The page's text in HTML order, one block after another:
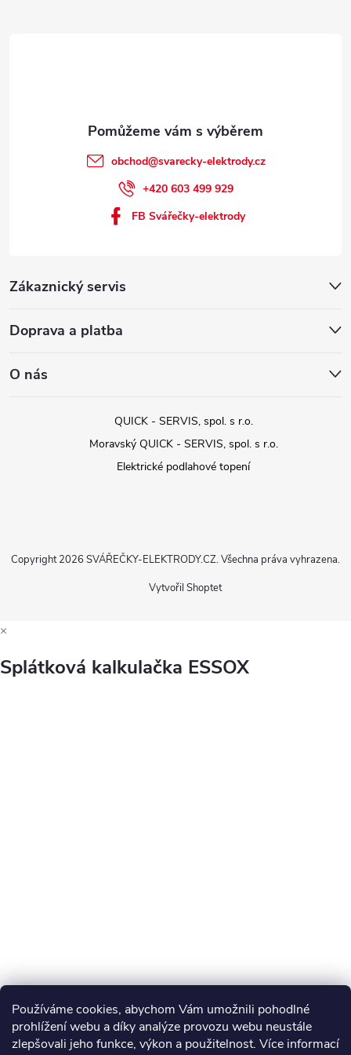
Používáme cookies, abychom Vám umožnili pohodlné
prohlížení webu a díky analýze provozu webu neustále
zlepšovali jeho funkce, výkon a použitelnost. Více informací
Zákaznický servis
Doprava a platba
O nás
obchod@svarecky-elektrody.cz
+420 603 499 929
FB Svářečky-elektrody
QUICK - SERVIS, spol. s r.o.
Moravský QUICK - SERVIS, spol. s r.o.
Elektrické podlahové topení
Vytvořil Shoptet
Copyright 2026 SVÁŘEČKY-ELEKTRODY.CZ. Všechna práva vyhrazena.
×
Splátková kalkulačka ESSOX